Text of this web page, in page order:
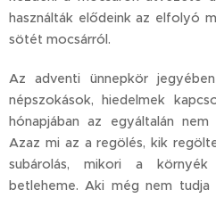
használták elődeink az elfolyó
sötét mocsárról.
Az adventi ünnepkör
népszokások, hiedelmek
hónapjában az egyáltalán
Azaz mi az a regölés, kik
subárolás, mikori a környék
betleheme. Aki még nem tudja